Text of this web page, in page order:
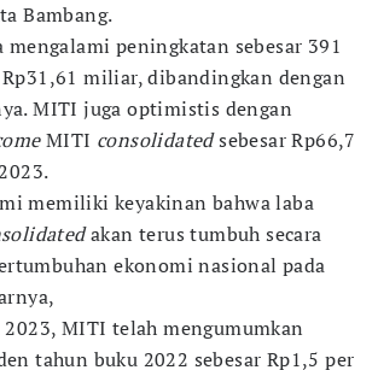
Bambang.
mengalami peningkatan sebesar 391
miliar, dibandingkan dengan
MITI juga optimistis dengan
MITI consolidatedsebesar Rp66,7
memiliki keyakinan bahwa laba
akan terus tumbuh secara
ekonomi nasional pada
2023, MITI telah mengumumkan
tahun buku 2022 sebesar Rp1,5 per